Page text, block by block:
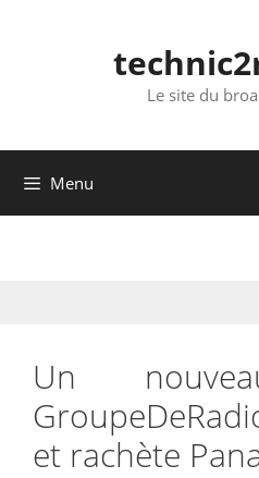
Le site du
Menu
Un
et rachète